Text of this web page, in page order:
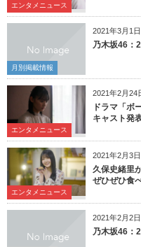
エンタメニュース
2021年3月1日
月別掲載情報
乃木坂46：
2021年2月24
エンタメニュース
ドラマ「ボ
キャスト発
2021年2月3日
エンタメニュース
久保史緒里
ぜひぜひ食
2021年2月2日
乃木坂46：